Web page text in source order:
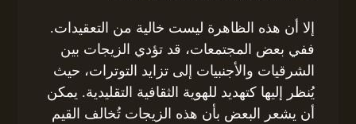
إلا أن هذه الظاهرة ليست خالية من التعقيدات.
ففي بعض المجتمعات، قد تؤدي الزيجات بين
الشرقيات والأجنبيات إلى تزايد التوترات، حيث
يُنظر إليها كتهديد للهوية الثقافية التقليدية. يمكن
أن يشعر البعض بأن هذه الزيجات تُخالف القيم